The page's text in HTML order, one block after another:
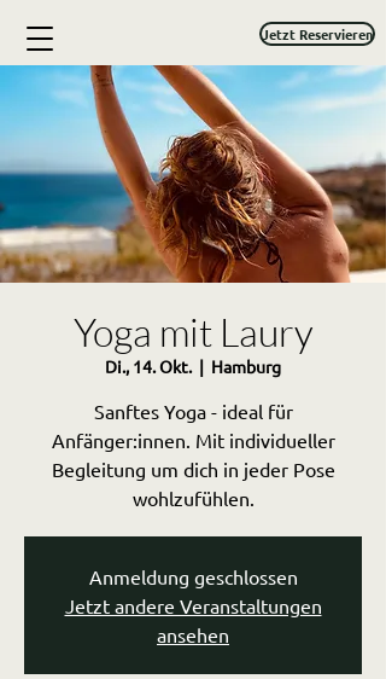
Jetzt Reservieren
Yoga mit Laury
Di., 14. Okt.
  |
Hamburg
Sanftes Yoga - ideal für
Anfänger:innen. Mit individueller
Begleitung um dich in jeder Pose
wohlzufühlen.
Anmeldung geschlossen
Jetzt andere Veranstaltungen
ansehen